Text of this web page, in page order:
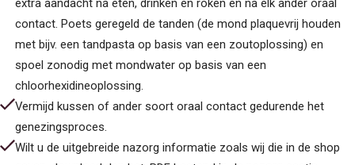
extra aandacht na eten, drinken en roken en na elk ander oraal
contact. Poets geregeld de tanden (de mond plaquevrij houden
met bijv. een tandpasta op basis van een zoutoplossing) en
spoel zonodig met mondwater op basis van een
chloorhexidineoplossing.
Vermijd kussen of ander soort oraal contact gedurende het
genezingsproces.
Wilt u de uitgebreide nazorg informatie zoals wij die in de shop